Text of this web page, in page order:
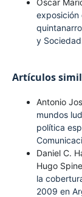
Oscar
exposición
y
Artículos
Antonio
mundos
política
Daniel C.
Hugo
la
2009 en